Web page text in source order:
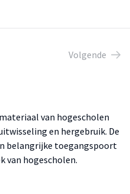
Volgende
van hogescholen
en hergebruik. De
belangrijke toegangspoort
van hogescholen.